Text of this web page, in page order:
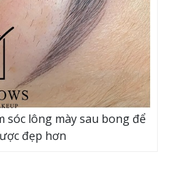
sóc lông mày sau bong để
đẹp hơn